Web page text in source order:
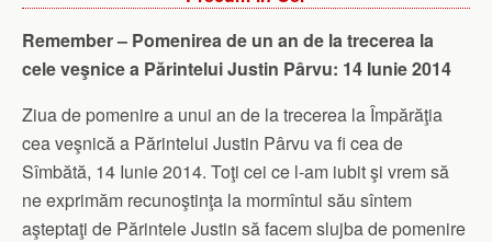
Remember – Pomenirea de un an de la trecerea la
cele veşnice a Părintelui Justin Pârvu: 14 Iunie 2014
Ziua de pomenire a unui an de la trecerea la Împărăţia
cea veşnică a Părintelui Justin Pârvu va fi cea de
Sîmbătă, 14 Iunie 2014. Toţi cei ce l-am iubit şi vrem să
ne exprimăm recunoştinţa la mormîntul său sîntem
aşteptaţi de Părintele Justin să facem slujba de pomenire